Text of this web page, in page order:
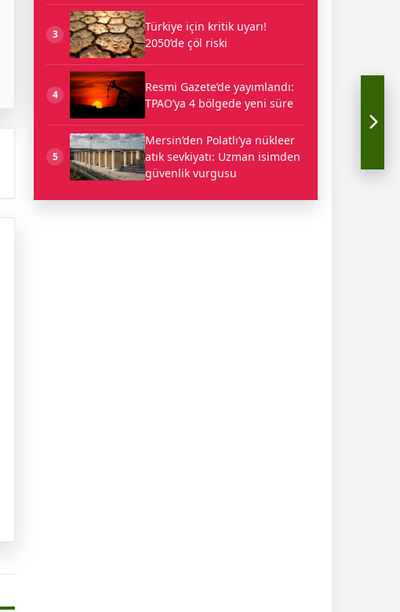
3
Türkiye için kritik uyarı!
2050’de çöl riski
4
Resmi Gazete’de yayımlandı:
TPAO’ya 4 bölgede yeni süre
5
Mersin’den Polatlı’ya nükleer
atık sevkiyatı: Uzman isimden
güvenlik vurgusu